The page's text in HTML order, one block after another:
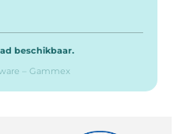
beschikbaar.
– Gammex